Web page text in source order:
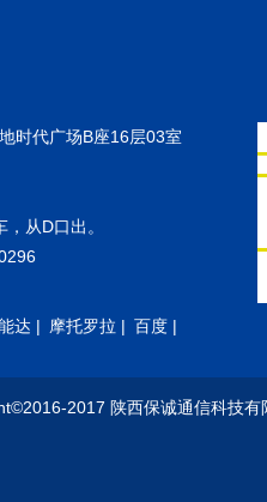
时代广场B座16层03室
从D口出。
达 | 摩托罗拉 | 百度 |
2017 陕西保诚通信科技